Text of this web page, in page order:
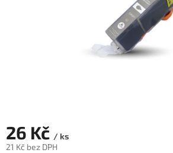
26 Kč / ks
21 Kč bez DPH